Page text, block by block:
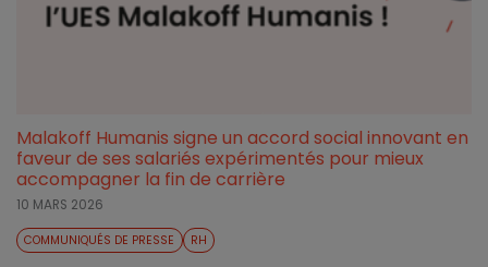
Malakoff Humanis signe un accord social innovant en
faveur de ses salariés expérimentés pour mieux
accompagner la fin de carrière
10 MARS 2026
COMMUNIQUÉS DE PRESSE RH